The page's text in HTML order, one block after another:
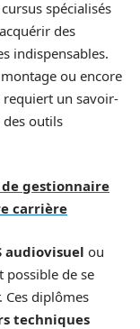
spécialisés
des
indispensables.
ou encore
un savoir-
outils
gestionnaire
carrière
audiovisuel ou
possible de se
diplômes
techniques